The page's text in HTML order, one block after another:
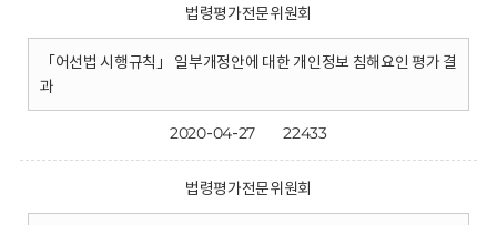
법령평가전문위원회
「어선법 시행규칙」 일부개정안에 대한 개인정보 침해요인 평가 결
과
2020-04-27 22433
법령평가전문위원회